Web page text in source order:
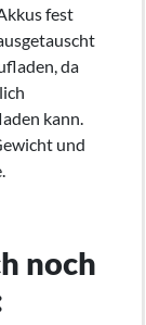
fest
da
kann.
und
noch